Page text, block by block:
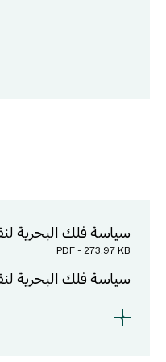
سياسة فلك البحرية
PDF - 273.97 KB
سياسة فلك البحرية